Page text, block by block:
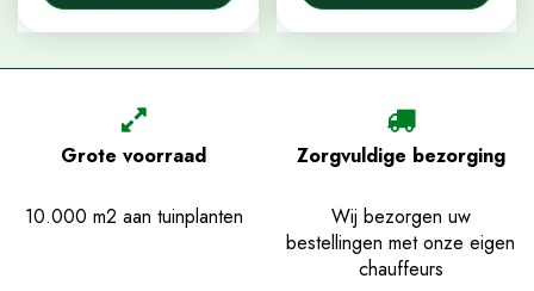
Grote voorraad
10.000 m2 aan tuinplanten
Zorgvuldige bezorging
Wij bezorgen uw
bestellingen met onze eigen
chauffeurs